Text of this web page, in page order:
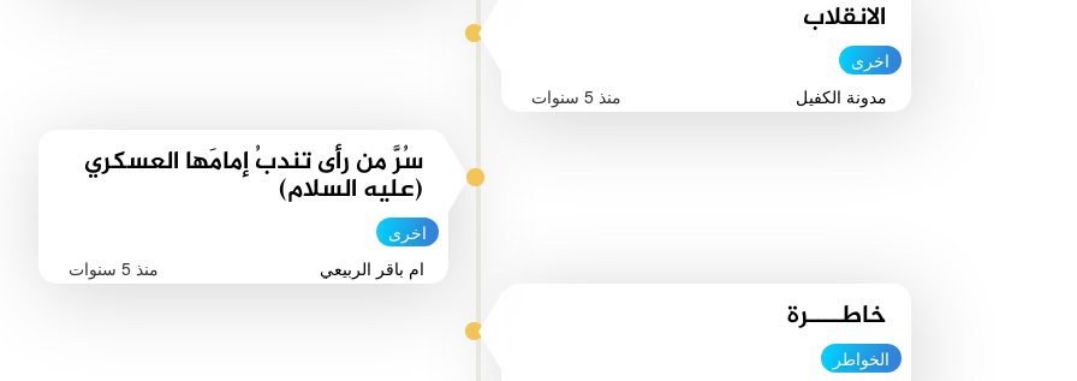
الانقلاب
اخرى
مدونة الكفيل
منذ 5 سنوات
سُرَّ من رأى تندبُ إمامَها العسكري
(عليه السلام)
اخرى
ام باقر الربيعي
منذ 5 سنوات
خاطــــرة
الخواطر